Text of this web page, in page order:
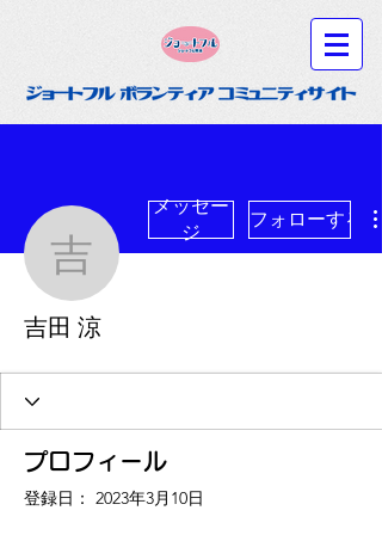
吉田 涼
メッセー
ジ
フォローする
吉田 涼
プロフィール
登録日： 2023年3月10日